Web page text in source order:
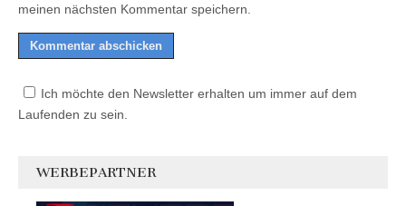
meinen nächsten Kommentar speichern.
Ich möchte den Newsletter erhalten um immer auf dem
Laufenden zu sein.
WERBEPARTNER